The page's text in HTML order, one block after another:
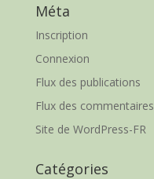
Méta
Inscription
Connexion
Flux des publications
Flux des commentaires
Site de WordPress-FR
Catégories